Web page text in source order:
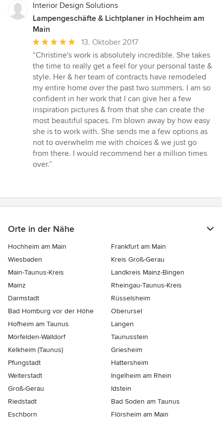
Interior Design Solutions
Lampengeschäfte & Lichtplaner in Hochheim am
Main
Durchschnittliche
Bewertung:
5
von
5
Sternen
13. Oktober 2017
“Christine's work is absolutely incredible. She takes
the time to really get a feel for your personal taste &
style. Her & her team of contracts have remodeled
my entire home over the past two summers. I am so
confident in her work that I can give her a few
inspiration pictures & from that she can create the
most beautiful spaces. I'm blown away by how easy
she is to work with. She sends me a few options as
not to overwhelm me with choices & we just go
from there. I would recommend her a million times
over.”
Orte in der Nähe
Hochheim am Main
Frankfurt am Main
Wiesbaden
Kreis Groß-Gerau
Main-Taunus-Kreis
Landkreis Mainz-Bingen
Mainz
Rheingau-Taunus-Kreis
Darmstadt
Rüsselsheim
Bad Homburg vor der Höhe
Oberursel
Hofheim am Taunus
Langen
Mörfelden-Walldorf
Taunusstein
Kelkheim (Taunus)
Griesheim
Pfungstadt
Hattersheim
Weiterstadt
Ingelheim am Rhein
Groß-Gerau
Idstein
Riedstadt
Bad Soden am Taunus
Eschborn
Flörsheim am Main